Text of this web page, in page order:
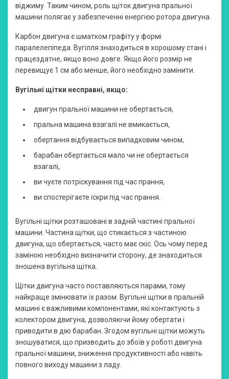
віджиму. Таким чином, роль щіток двигуна пральної
машини полягає у забезпеченні енергією ротора двигуна.
Карбон двигуна є шматком графіту у формі
паралелепіпеда. Вугілля знаходиться в хорошому стані і
працездатне, якщо воно довге. Якщо його розмір не
перевищує 1 см або менше, його необхідно замінити.
Вугільні щітки несправні, якщо:
двигун пральної машини не обертається,
пральна машина взагалі не вмикається,
обертання відбувається випадковим чином,
барабан обертається мало чи не обертається
взагалі,
ви чуєте потріскування під час прання,
ви спостерігаєте іскри під час прання.
Вугільні щітки розташовані в задній частині пральної
машини. Частина щітки, що стикається з частиною
двигуна, що обертається, часто має скіс. Ось чому перед
заміною необхідно визначити сторону, де знаходиться
зношена вугільна щітка.
Щітки двигуна часто поставляються парами, тому
найкраще змінювати їх разом. Вугільні щітки в пральній
машині є важливими компонентами, які контактують з
колектором двигуна, дозволяючи йому обертати і
приводити в дію барабан. Згодом вугільні щітки можуть
зношуватися, що призводить до збоїв у роботі двигуна
пральної машини, зниження продуктивності або навіть
повного виходу машини з ладу.